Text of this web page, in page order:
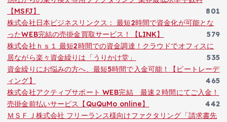
【MSFJ】
801
株式会社日本ビジネスリンクス： 最短2時間で資金化が可能とな
ったWEB完結の売掛金買取サービス！【LINK】
579
株式会社ｈｓ１ 最短2時間での資金調達！クラウドでオフィスに
居ながら楽々資金繰りは「うりかけ堂」
535
資金繰りにお悩みの方へ、最短5時間で入金可能！【ビートレーデ
ィング】
465
株式会社アクティブサポート WEB完結 最速２時間にてご入金！
売掛金前払いサービス【QuQuMo online】
442
ＭＳＦＪ株式会社 フリーランス様向けファクタリング「請求書先